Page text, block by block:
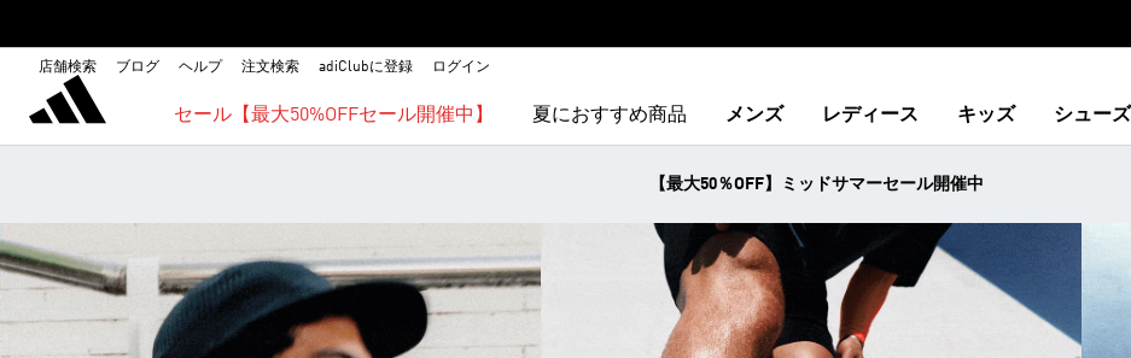
店舗検索 ブログ ヘルプ 注文検索 adiClubに登録 ログイン
セール【最大50%OFFセール開催中】 夏におすすめ商品 メンズ レディース キッズ シューズ
【最大50％OFF】ミッドサマーセール開催中